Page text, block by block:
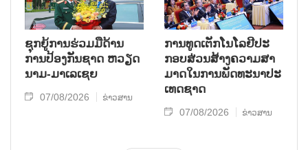
ຊຸກ​ຍູ້​ການ​ຮ່ວມ​ມື​ດ້ານ​
ການ​ປ້ອງ​ກັນ​ຊາດ ຫວຽດ​
ນາມ-ມາ​ເລ​ເຊຍ
07/08/2026 ຂ່າວສານ
ການ​ທູດ​ເຕັກ​ໂນ​ໂລ​ຢີ​ປະ​
ກອບ​ສ່ວນ​ສ້າງ​ຄວາມ​ສາ​
ມາດ​ໃນ​ການ​ພັດ​ທະ​ນາ​ປະ​
ເທດ​ຊາດ
07/08/2026 ຂ່າວສານ